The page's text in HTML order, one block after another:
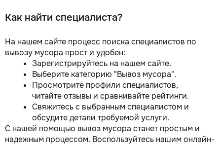
Как найти специалиста?
На нашем сайте процесс поиска специалистов по
вывозу мусора прост и удобен:
Зарегистрируйтесь на нашем сайте.
Выберите категорию "Вывоз мусора".
Просмотрите профили специалистов,
читайте отзывы и сравнивайте рейтинги.
Свяжитесь с выбранным специалистом и
обсудите детали требуемой услуги.
С нашей помощью вывоз мусора станет простым и
надежным процессом. Воспользуйтесь нашим онлайн-